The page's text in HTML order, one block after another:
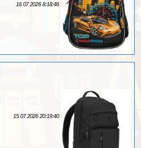
16 07 2026 8:18:46
15 07 2026 20:19:40